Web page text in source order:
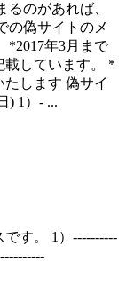
のがあれば、
の偽サイトのメ
*2017年3月まで
載しています。 *
します 偽サイ
) 1）- ...
す。 1）----------